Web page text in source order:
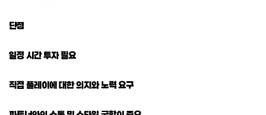
단점
일정 시간 투자 필요
직접 플레이에 대한 의지와 노력 요구